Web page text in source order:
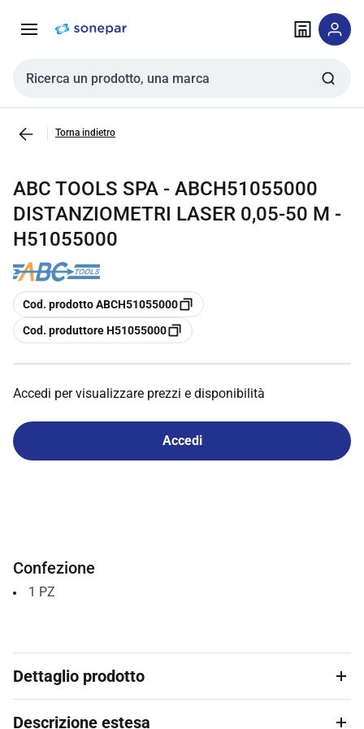
navigazione alla
Cerca input
Torna indietro
ABC TOOLS SPA - ABCH51055000
DISTANZIOMETRI LASER 0,05-50 M -
H51055000
copia
Cod. prodotto ABCH51055000
copia
Cod. produttore H51055000
Accedi per visualizzare prezzi e disponibilità
Accedi
Confezione
1 PZ
Dettaglio prodotto
Descrizione estesa